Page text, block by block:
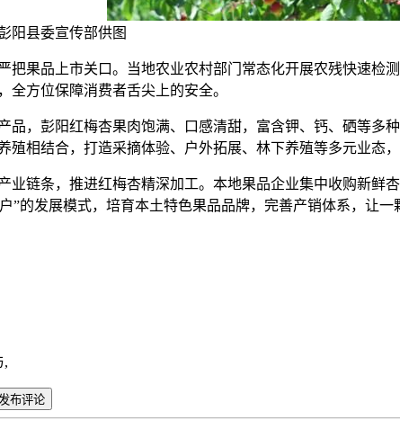
阳县委宣传部供图
果品上市关口。当地农业农村部门常态化开展农残快速检
全方位保障消费者舌尖上的安全。
，彭阳红梅杏果肉饱满、口感清甜，富含钾、钙、硒等多
殖相结合，打造采摘体验、户外拓展、林下养殖等多元业态
链条，推进红梅杏精深加工。本地果品企业集中收购新鲜
”的发展模式，培育本土特色果品品牌，完善产销体系，让
,
发布评论